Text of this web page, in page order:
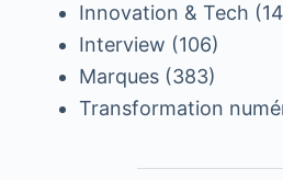
Innovation & Tech
Interview (106)
Marques(383)
Transformation